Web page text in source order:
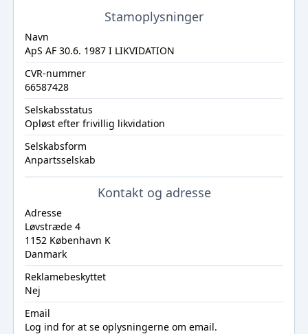
Stamoplysninger
Navn
ApS AF 30.6. 1987 I LIKVIDATION
CVR-nummer
66587428
Selskabsstatus
Opløst efter frivillig likvidation
Selskabsform
Anpartsselskab
Kontakt og adresse
Adresse
Løvstræde 4
1152 København K
Danmark
Reklamebeskyttet
Nej
Email
Log ind for at se oplysningerne om email.